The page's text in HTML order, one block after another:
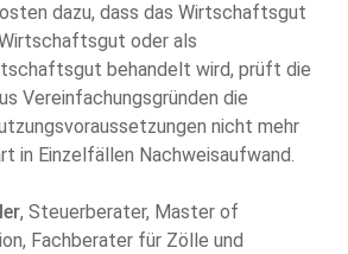
dazu, dass das Wirtschaftsgut
oder als
behandelt wird, prüft die
Vereinfachungsgründen die
nicht mehr
in Einzelfällen Nachweisaufwand.
, Steuerberater, Master of
Fachberater für Zölle und